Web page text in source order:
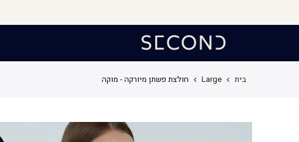
בית Large חולצת פשתן מיורקה - מוקה